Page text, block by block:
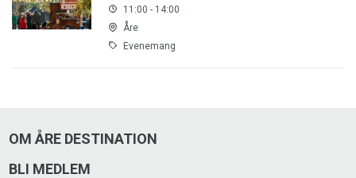
11:00 - 14:00
Åre
Evenemang
OM ÅRE DESTINATION
BLI MEDLEM